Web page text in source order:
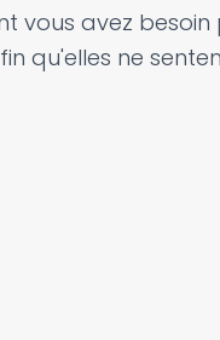
vous avez
qu'elles ne